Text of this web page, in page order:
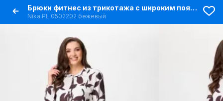
Брюки фитнес из трикотажа с широким поясом и облегающей посадкой
Nika.PL 0502202 бежевый